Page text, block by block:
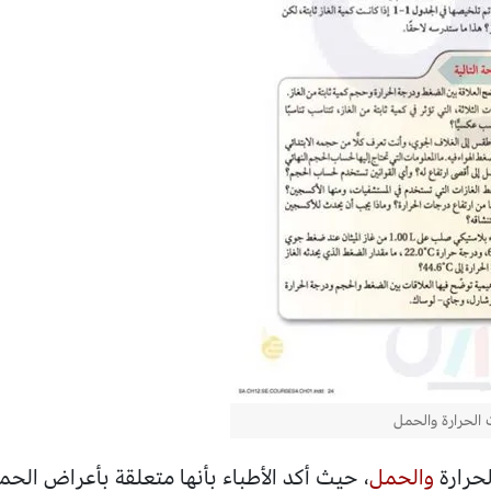
الحرارة والحمل
والحمل، حيث أكد الأطباء بأنها متعلقة بأعراض